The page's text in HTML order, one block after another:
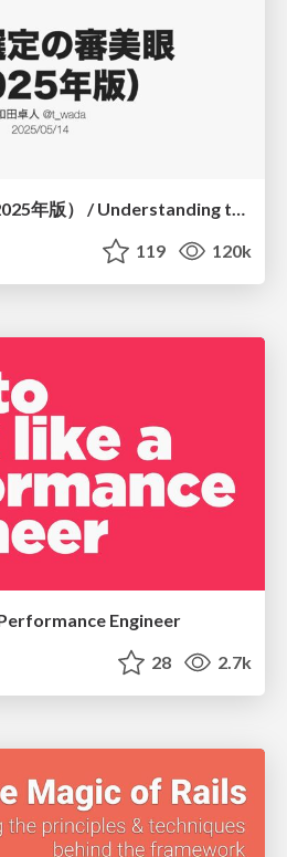
技術選定の審美眼（2025年版） / Understanding the Spiral of Technologies 2025 edition
119 120k
Engineer
28 2.7k